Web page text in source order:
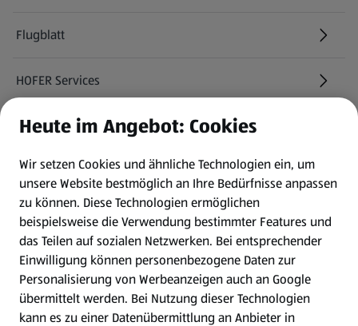
Flugblatt
HOFER Services
Newsletter
WhatsApp
Gewinnspiele
Mein HOFER. Meine Einkäufe.
Meine Meinung. Mein HOFER.
Heute im Angebot: Cookies
Wir setzen Cookies und ähnliche Technologien ein, um
unsere Website bestmöglich an Ihre Bedürfnisse anpassen
zu können. Diese Technologien ermöglichen
beispielsweise die Verwendung bestimmter Features und
das Teilen auf sozialen Netzwerken. Bei entsprechender
Einwilligung können personenbezogene Daten zur
Personalisierung von Werbeanzeigen auch an Google
übermittelt werden. Bei Nutzung dieser Technologien
kann es zu einer Datenübermittlung an Anbieter in